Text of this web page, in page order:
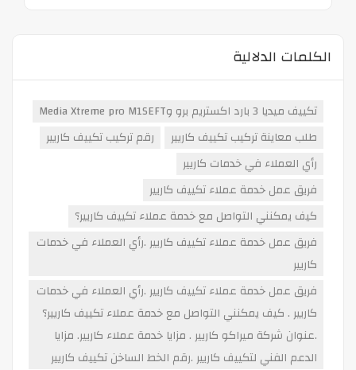
الكلمات الدلالية
تكييف ميديا 3 بارد اكستريم برو وMedia Xtreme pro M1SEFT
طلب معاينة تركيب تكييف كاريير
رقم تركيب تكييف كاريير
رأي العملاء في خدمات كاريير
فريق عمل خدمة عملاء تكييف كاريير
كيف يمكنني التواصل مع خدمة عملاء تكييف كاريير؟
فريق عمل خدمة عملاء تكييف كاريير .رأي العملاء في خدمات
كاريير
فريق عمل خدمة عملاء تكييف كاريير .رأي العملاء في خدمات
كاريير . كيف يمكنني التواصل مع خدمة عملاء تكييف كاريير؟
.عنوان شركة ميراكو كاريير . مزايا خدمة عملاء كاريير. مزايا
الدعم الفني لتكييف كاريير .رقم الخط الساخن تكييف كاريير